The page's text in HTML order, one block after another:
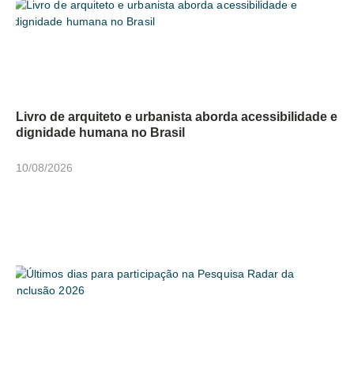
Livro de arquiteto e urbanista aborda acessibilidade e
dignidade humana no Brasil
10/08/2026